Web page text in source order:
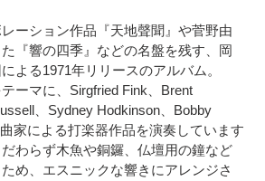
ーション作品『天地聲聞』や菅野由
『響の四季』などの名盤を残す、岡
よる1971年リリースのアルバム。
テーマに、Sirgfried Fink、Brent
、Sydney Hodkinson、Bobby
家による打楽器作品を演奏しています
わらず木魚や銅鑼、仏壇用の鐘など
め、エスニックな響きにアレンジさ